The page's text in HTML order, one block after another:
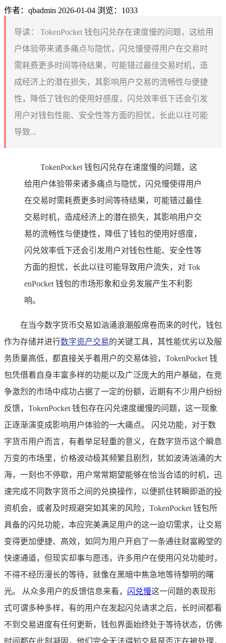
作者：qbadmin 2026-01-04 浏览：1033
导读：
TokenPocket 钱包闪兑存在速度慢的问题，这给用
户体验带来诸多痛点与隐忧，闪兑慢使得用户在交易时
需耗费更多时间等待结果，可能错过最佳交易时机，造
成经济上的潜在损失，其影响用户交易的流畅性与便捷
性，降低了钱包的使用好感度，闪兑效率低下还会引发
用户对钱包性能、安全性等方面的担忧，长此以往可能
导致...
TokenPocket 钱包闪兑存在速度慢的问题，这
给用户体验带来诸多痛点与隐忧，闪兑慢使得用户
在交易时需耗费更多时间等待结果，可能错过最佳
交易时机，造成经济上的潜在损失，其影响用户交
易的流畅性与便捷性，降低了钱包的使用好感度，
闪兑效率低下还会引发用户对钱包性能、安全性等
方面的担忧，长此以往可能导致用户流失，对 Tok
enPocket 钱包的市场形象和业务发展产生不利影
响。
在当今数字货币交易如汹涌浪潮般席卷而来的时代，钱包
作为存储并进行数字资产交易的关键工具，其性能优劣以及服
务质量高低，都直接关乎着用户的交易体验，TokenPocket 钱
包凭借着自身丰富多样的功能以及广泛庞大的用户基础，在竞
争激烈的市场中成功占据了一定的份额，近期有不少用户纷纷
反馈，TokenPocket 钱包存在闪兑速度缓慢的问题，这一现象
正逐渐演变成影响用户体验的一大痛点。 闪兑功能，对于数
字货币用户而言，有着举足轻重的意义，在数字货币这个瞬息
万变的市场里，价格波动极其频繁且剧烈，犹如波涛汹涌的大
海，一刻也不停歇，用户常常期望能够在恰当合适的时机，迅
速完成不同数字货币之间的兑换操作，以便抓住转瞬即逝的投
资机会，或者及时规避突如其来的风险，TokenPocket 钱包所
具备的闪兑功能，本应完美满足用户的这一迫切需求，让交易
变得更加便捷、高效，如同为用户开启了一条通往财富殿堂的
快速通道，但现实却事与愿违，许多用户在使用闪兑功能时，
不得不经历漫长的等待，就像在黑暗中焦急地等待黎明的曙
光。 从众多用户的反馈信息来看， 闪兑慢这一问题的表现形
式可谓多种多样，有的用户在发起闪兑请求之后，长时间都看
不到交易进度有任何更新，钱包界面始终处于等待状态，仿佛
时间都在此刻凝固，他们完全无法得知交易是否正在被处理，